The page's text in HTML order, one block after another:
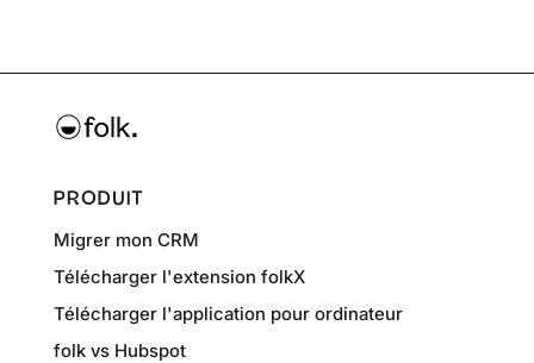
PRODUIT
Migrer mon CRM
Télécharger l'extension folkX
Télécharger l'application pour ordinateur
folk vs Hubspot